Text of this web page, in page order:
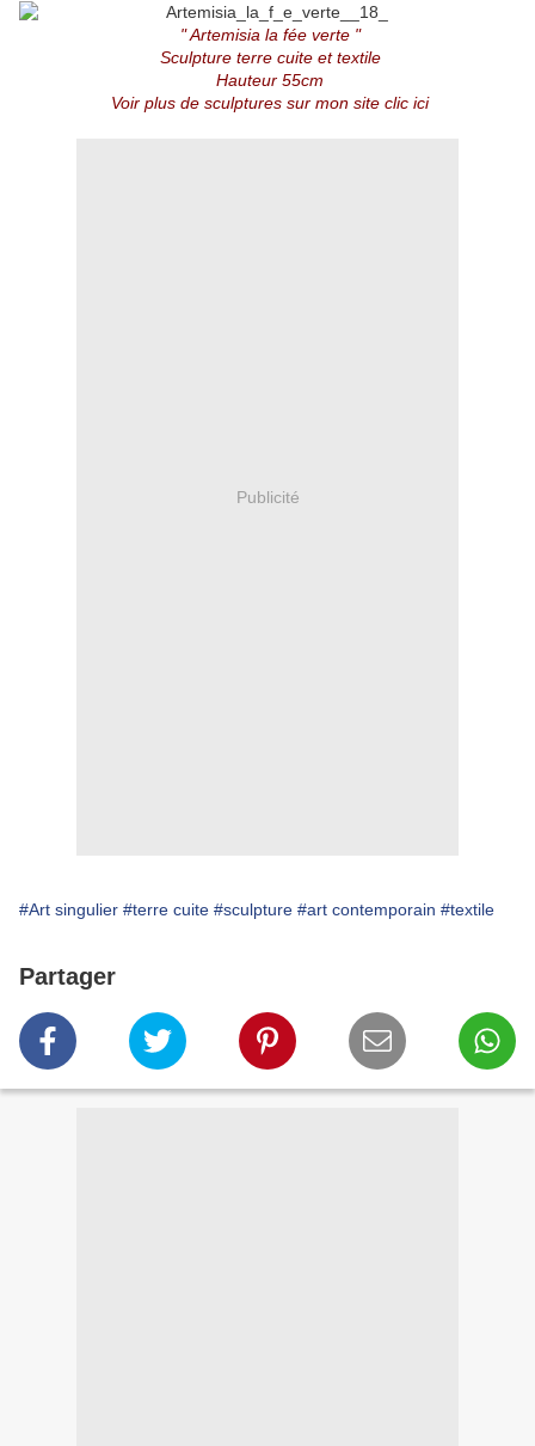
" Artemisia la fée verte "
Sculpture terre cuite et textile
Hauteur 55cm
Voir plus de sculptures sur mon site clic ici
Publicité
#Art singulier #terre cuite #sculpture #art contemporain #textile
Partager